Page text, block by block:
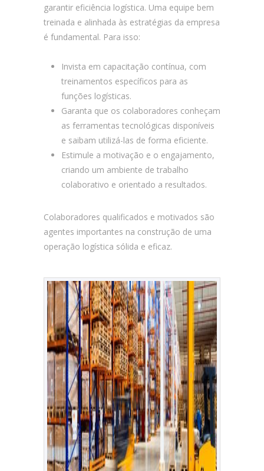
garantir eficiência logística. Uma equipe bem
treinada e alinhada às estratégias da empresa
é fundamental. Para isso:
Invista em capacitação contínua, com
treinamentos específicos para as
funções logísticas.
Garanta que os colaboradores conheçam
as ferramentas tecnológicas disponíveis
e saibam utilizá-las de forma eficiente.
Estimule a motivação e o engajamento,
criando um ambiente de trabalho
colaborativo e orientado a resultados.
Colaboradores qualificados e motivados são
agentes importantes na construção de uma
operação logística sólida e eficaz.